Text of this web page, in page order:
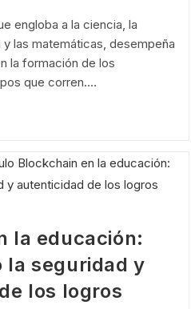
engloba a la ciencia, la
las matemáticas, desempeña
la formación de los
que corren.…
la educación:
la seguridad y
los logros